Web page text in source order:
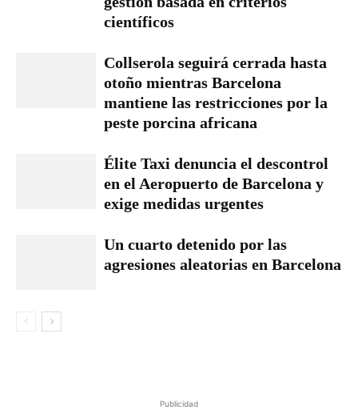
científicos
Collserola seguirá cerrada hasta
otoño mientras Barcelona
mantiene las restricciones por la
peste porcina africana
Élite Taxi denuncia el descontrol
en el Aeropuerto de Barcelona y
exige medidas urgentes
Un cuarto detenido por las
agresiones aleatorias en Barcelona
Publicidad